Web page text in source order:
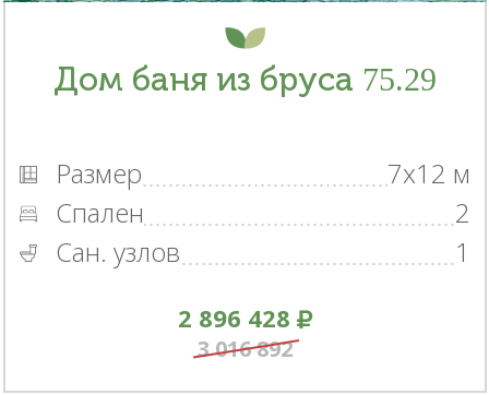
Дом баня из бруса 75.29
Размер
7x12 м
Спален
2
Сан. узлов
1
2 896 428
3 016 892